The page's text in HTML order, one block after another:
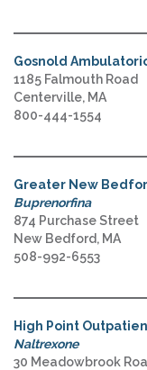
Gosnold
1185 Falmouth Road
Centerville, MA
800-444-1554
Greater New
Buprenorfina
874 Purchase Street
New Bedford, MA
508-992-6553
High Point
Naltrexone
30 Meadowbrook